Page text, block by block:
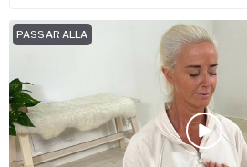
PASSAR ALLA